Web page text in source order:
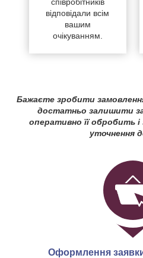
співробітників
відповідали всім
вашим
очікуванням.
Бажаєте зробити
достатньо залишити
оперативно її обробить
уточнення
Оформлення